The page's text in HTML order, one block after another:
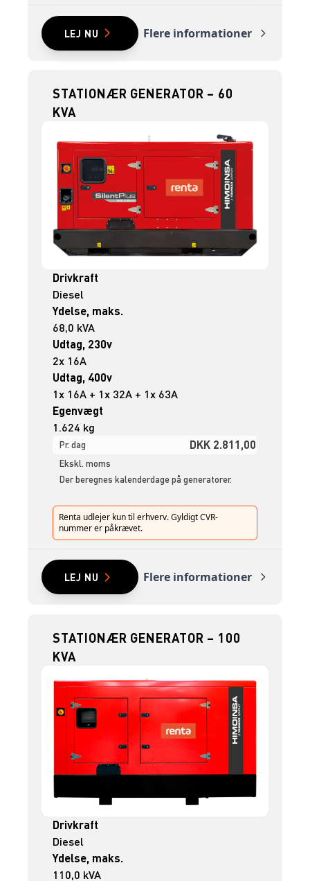
LEJ NU Flere informationer
STATIONÆR GENERATOR – 60
KVA
Drivkraft
Diesel
Ydelse, maks.
68,0 kVA
Udtag, 230v
2x 16A
Udtag, 400v
1x 16A + 1x 32A + 1x 63A
Egenvægt
1.624 kg
Pr. dag DKK 2.811,00
Ekskl. moms
Der beregnes kalenderdage på generatorer.
Renta udlejer kun til erhverv. Gyldigt CVR-
nummer er påkrævet.
LEJ NU Flere informationer
STATIONÆR GENERATOR – 100
KVA
Drivkraft
Diesel
Ydelse, maks.
110,0 kVA